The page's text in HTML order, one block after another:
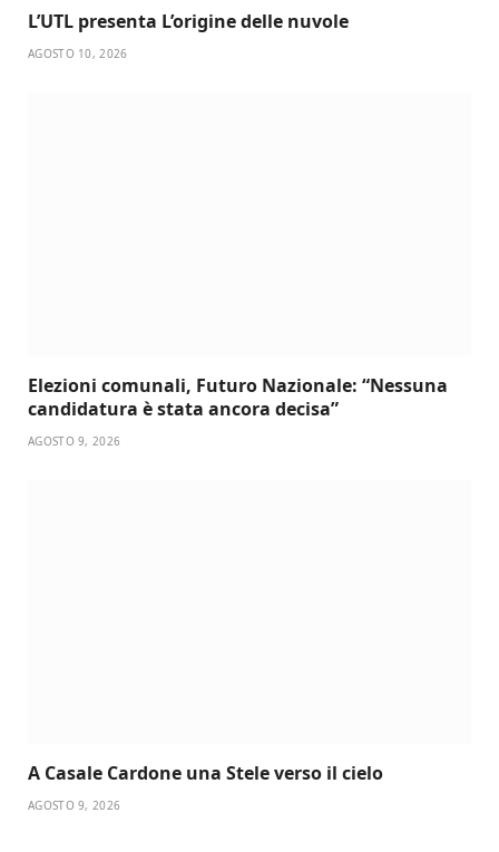
L’UTL presenta L’origine delle nuvole
AGOSTO 10, 2026
Elezioni comunali, Futuro Nazionale: “Nessuna
candidatura è stata ancora decisa”
AGOSTO 9, 2026
A Casale Cardone una Stele verso il cielo
AGOSTO 9, 2026